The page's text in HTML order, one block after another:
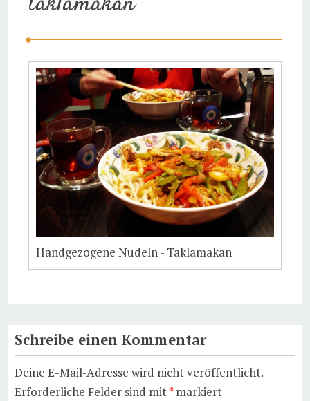
Handgezogene Nudeln - Taklamakan
Schreibe einen Kommentar
Deine E-Mail-Adresse wird nicht veröffentlicht.
Erforderliche Felder sind mit*markiert